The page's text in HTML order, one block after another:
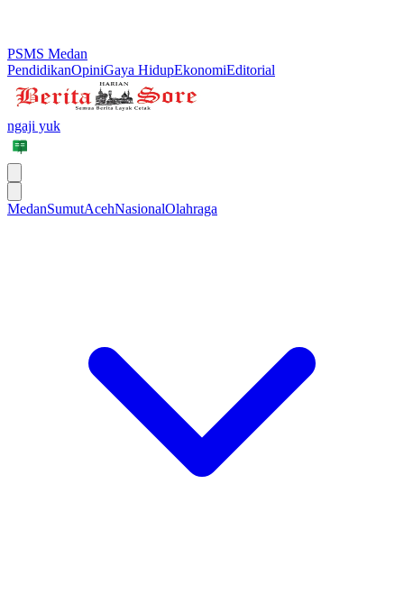
PSMS Medan
PendidikanOpiniGaya HidupEkonomiEditorial
ngaji yuk
MedanSumutAcehNasionalOlahraga